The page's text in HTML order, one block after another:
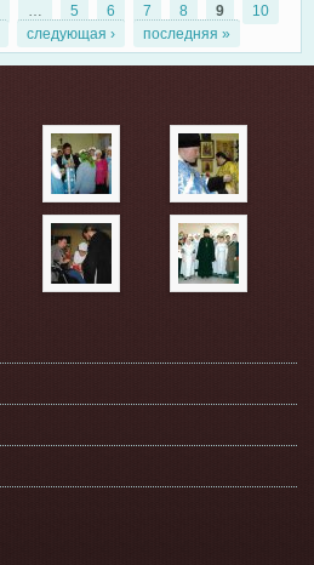
5 6 7 8 9
10
следующая › последняя »